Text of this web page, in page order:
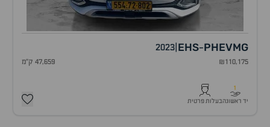
MG
EHS-PHEV
2023
₪110,175 47,659 ק"מ
1
יד ראשונהבעלות פרטית